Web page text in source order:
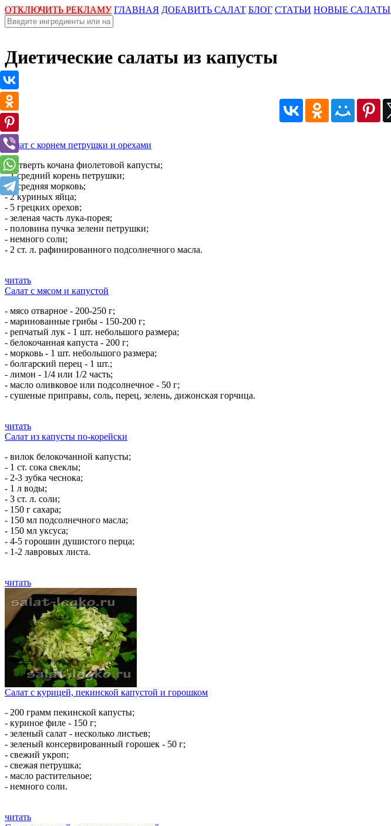
ОТКЛЮЧИТЬ РЕКЛАМУ ГЛАВНАЯ ДОБАВИТЬ САЛАТ БЛОГ СТАТЬИ НОВЫЕ САЛАТЫ
Диетические салаты из капусты
Салат с корнем петрушки и орехами
- четверть кочана фиолетовой капусты;
- 1 средний корень петрушки;
- 1 средняя морковь;
- 2 куриных яйца;
- 5 грецких орехов;
- зеленая часть лука-порея;
- половина пучка зелени петрушки;
- немного соли;
- 2 ст. л. рафинированного подсолнечного масла.
читать
Салат с мясом и капустой
- мясо отварное - 200-250 г;
- маринованные грибы - 150-200 г;
- репчатый лук - 1 шт. небольшого размера;
- белокочанная капуста - 200 г;
- морковь - 1 шт. небольшого размера;
- болгарский перец - 1 шт.;
- лимон - 1/4 или 1/2 часть;
- масло оливковое или подсолнечное - 50 г;
- сушеные приправы, соль, перец, зелень, дижонская горчица.
читать
Салат из капусты по-корейски
- вилок белокочанной капусты;
- 1 ст. сока свеклы;
- 2-3 зубка чеснока;
- 1 л воды;
- 3 ст. л. соли;
- 150 г сахара;
- 150 мл подсолнечного масла;
- 150 мл уксуса;
- 4-5 горошин душистого перца;
- 1-2 лавровых листа.
читать
Салат с курицей, пекинской капустой и горошком
- 200 грамм пекинской капусты;
- куриное филе - 150 г;
- зеленый салат - несколько листьев;
- зеленый консервированный горошек - 50 г;
- свежий укроп;
- свежая петрушка;
- масло растительное;
- немного соли.
читать